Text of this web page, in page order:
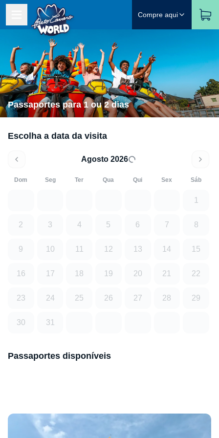
Compre aqui
Passaportes para 1 ou 2 dias
Escolha a data da visita
Agosto 2026
Dom Seg Ter Qua Qui Sex Sáb
1
2 3 4 5 6 7 8
9 10 11 12 13 14 15
16 17 18 19 20 21 22
23 24 25 26 27 28 29
30 31
Passaportes disponíveis